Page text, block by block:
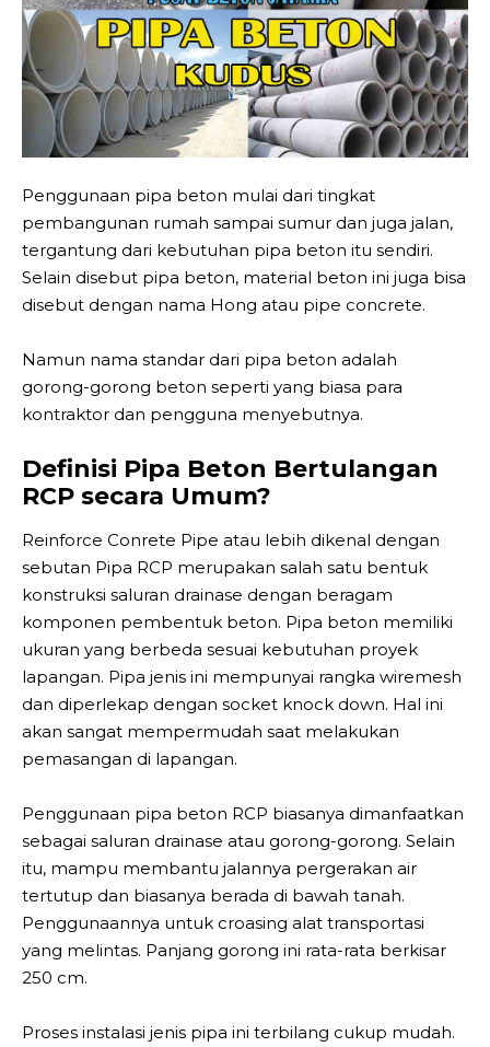
Penggunaan pipa beton mulai dari tingkat
pembangunan rumah sampai sumur dan juga jalan,
tergantung dari kebutuhan pipa beton itu sendiri.
Selain disebut pipa beton, material beton ini juga bisa
disebut dengan nama Hong atau pipe concrete.
Namun nama standar dari pipa beton adalah
gorong-gorong beton seperti yang biasa para
kontraktor dan pengguna menyebutnya.
Definisi Pipa Beton Bertulangan
RCP secara Umum?
Reinforce Conrete Pipe atau lebih dikenal dengan
sebutan Pipa RCP merupakan salah satu bentuk
konstruksi saluran drainase dengan beragam
komponen pembentuk beton. Pipa beton memiliki
ukuran yang berbeda sesuai kebutuhan proyek
lapangan. Pipa jenis ini mempunyai rangka wiremesh
dan diperlekap dengan socket knock down. Hal ini
akan sangat mempermudah saat melakukan
pemasangan di lapangan.
Penggunaan pipa beton RCP biasanya dimanfaatkan
sebagai saluran drainase atau gorong-gorong. Selain
itu, mampu membantu jalannya pergerakan air
tertutup dan biasanya berada di bawah tanah.
Penggunaannya untuk croasing alat transportasi
yang melintas. Panjang gorong ini rata-rata berkisar
250 cm.
Proses instalasi jenis pipa ini terbilang cukup mudah.